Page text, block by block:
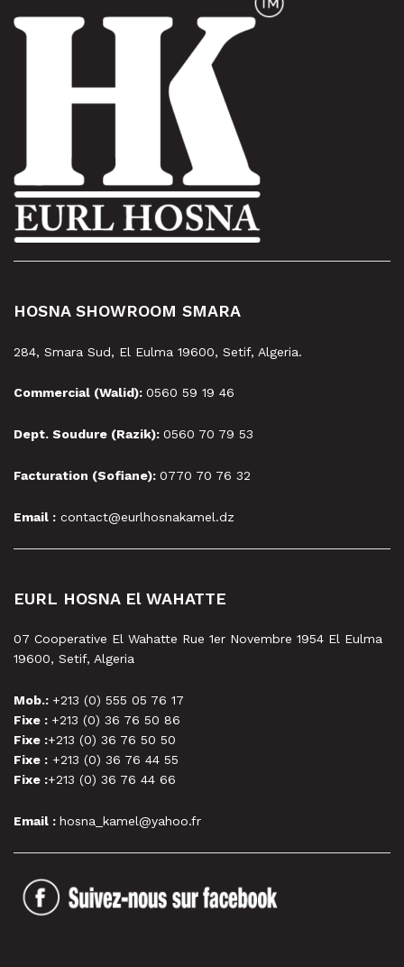
HOSNA SHOWROOM SMARA
284, Smara Sud, El Eulma 19600, Setif, Algeria.
Commercial (Walid): 0560 59 19 46
Dept. Soudure (Razik): 0560 70 79 53
Facturation (Sofiane): 0770 70 76 32
Email : contact@eurlhosnakamel.dz
EURL HOSNA El WAHATTE
07 Cooperative El Wahatte Rue 1er Novembre 1954 El Eulma
19600, Setif, Algeria
Mob.: +213 (0) 555 05 76 17
Fixe : +213 (0) 36 76 50 86
Fixe :+213 (0) 36 76 50 50
Fixe : +213 (0) 36 76 44 55
Fixe :+213 (0) 36 76 44 66
Email : hosna_kamel@yahoo.fr